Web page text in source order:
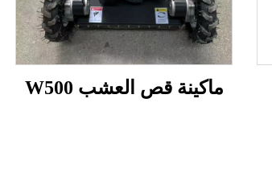
ماكينة قص العشب W500